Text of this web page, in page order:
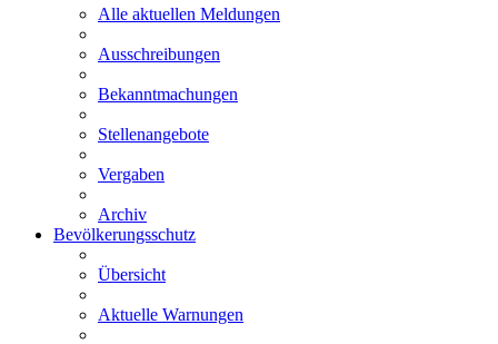
Alle aktuellen Meldungen
Ausschreibungen
Bekanntmachungen
Stellenangebote
Vergaben
Archiv
Bevölkerungsschutz
Übersicht
Aktuelle Warnungen